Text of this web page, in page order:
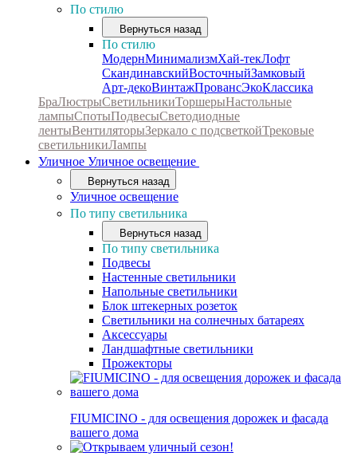
По стилю
Вернуться назад
По стилю
МодернМинимализмХай-текЛофт
СкандинавскийВосточныйЗамковый
Арт-декоВинтажПровансЭкоКлассика
БраЛюстрыСветильникиТоршерыНастольные
лампыСпотыПодвесыСветодиодные
лентыВентиляторыЗеркало с подсветкойТрековые
светильникиЛампы
Уличное Уличное освещение
Вернуться назад
Уличное освещение
По типу светильника
Вернуться назад
По типу светильника
Подвесы
Настенные светильники
Напольные светильники
Блок штекерных розеток
Светильники на солнечных батареях
Аксессуары
Ландшафтные светильники
Прожекторы
FIUMICINO - для освещения дорожек и фасада
вашего дома